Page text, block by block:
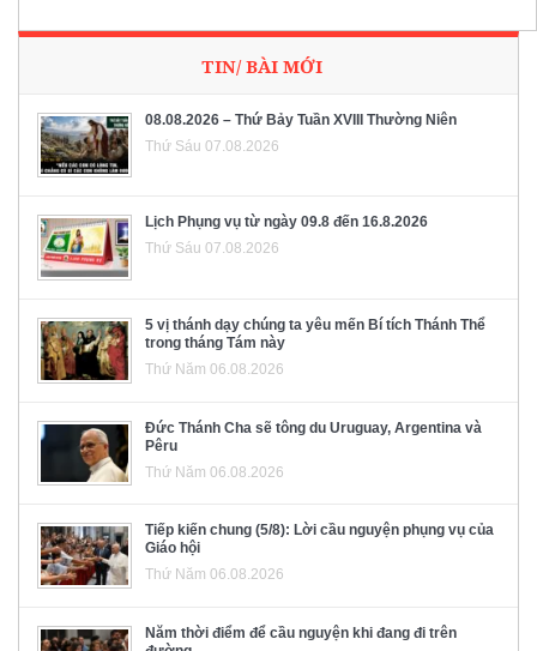
TIN/ BÀI MỚI
08.08.2026 – Thứ Bảy Tuần XVIII Thường Niên
Thứ Sáu 07.08.2026
Lịch Phụng vụ từ ngày 09.8 đến 16.8.2026
Thứ Sáu 07.08.2026
5 vị thánh dạy chúng ta yêu mến Bí tích Thánh Thể
trong tháng Tám này
Thứ Năm 06.08.2026
Đức Thánh Cha sẽ tông du Uruguay, Argentina và
Pêru
Thứ Năm 06.08.2026
Tiếp kiến chung (5/8): Lời cầu nguyện phụng vụ của
Giáo hội
Thứ Năm 06.08.2026
Năm thời điểm để cầu nguyện khi đang đi trên